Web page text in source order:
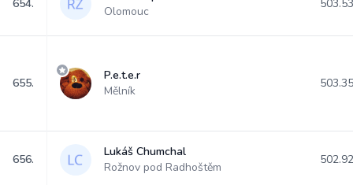
654.
Olomouc
503.53
655.
P.e.t.e.r
Mělník
503.35
656.
Lukáš Chumchal
Rožnov pod Radhoštěm
502.92